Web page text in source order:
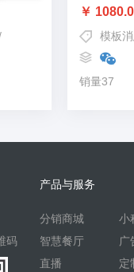
通知公告
￥
模板
销量37
码
产品与服务
分销商城
智慧餐厅
直播
小
广
定